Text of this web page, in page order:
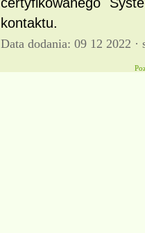
kontaktu.
Data dodania: 09 12 2022 ·